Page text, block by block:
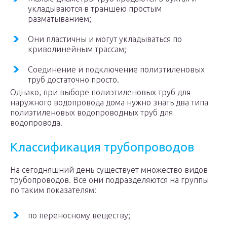
укладываются в траншею простым
разматыванием;
Они пластичны и могут укладываться по
криволинейным трассам;
Соединение и подключение полиэтиленовых
труб достаточно просто.
Однако, при выборе полиэтиленовых труб для
наружного водопровода дома нужно знать два типа
полиэтиленовых водопроводных труб для
водопровода.
Классификация трубопроводов
На сегодняшний день существует множество видов
трубопроводов. Все они подразделяются на группы
по таким показателям:
по переносному веществу;